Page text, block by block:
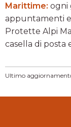
Marittime: ogni
appuntamenti
Protette Alpi
casella di posta
Ultimo